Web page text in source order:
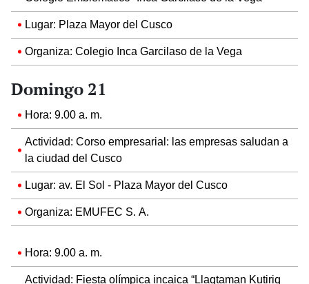
Lugar: Plaza Mayor del Cusco
Organiza: Colegio Inca Garcilaso de la Vega
Domingo 21
Hora: 9.00 a. m.
Actividad: Corso empresarial: las empresas saludan a
la ciudad del Cusco
Lugar: av. El Sol - Plaza Mayor del Cusco
Organiza: EMUFEC S. A.
Hora: 9.00 a. m.
Actividad: Fiesta olímpica incaica “Llaqtaman Kutiriq